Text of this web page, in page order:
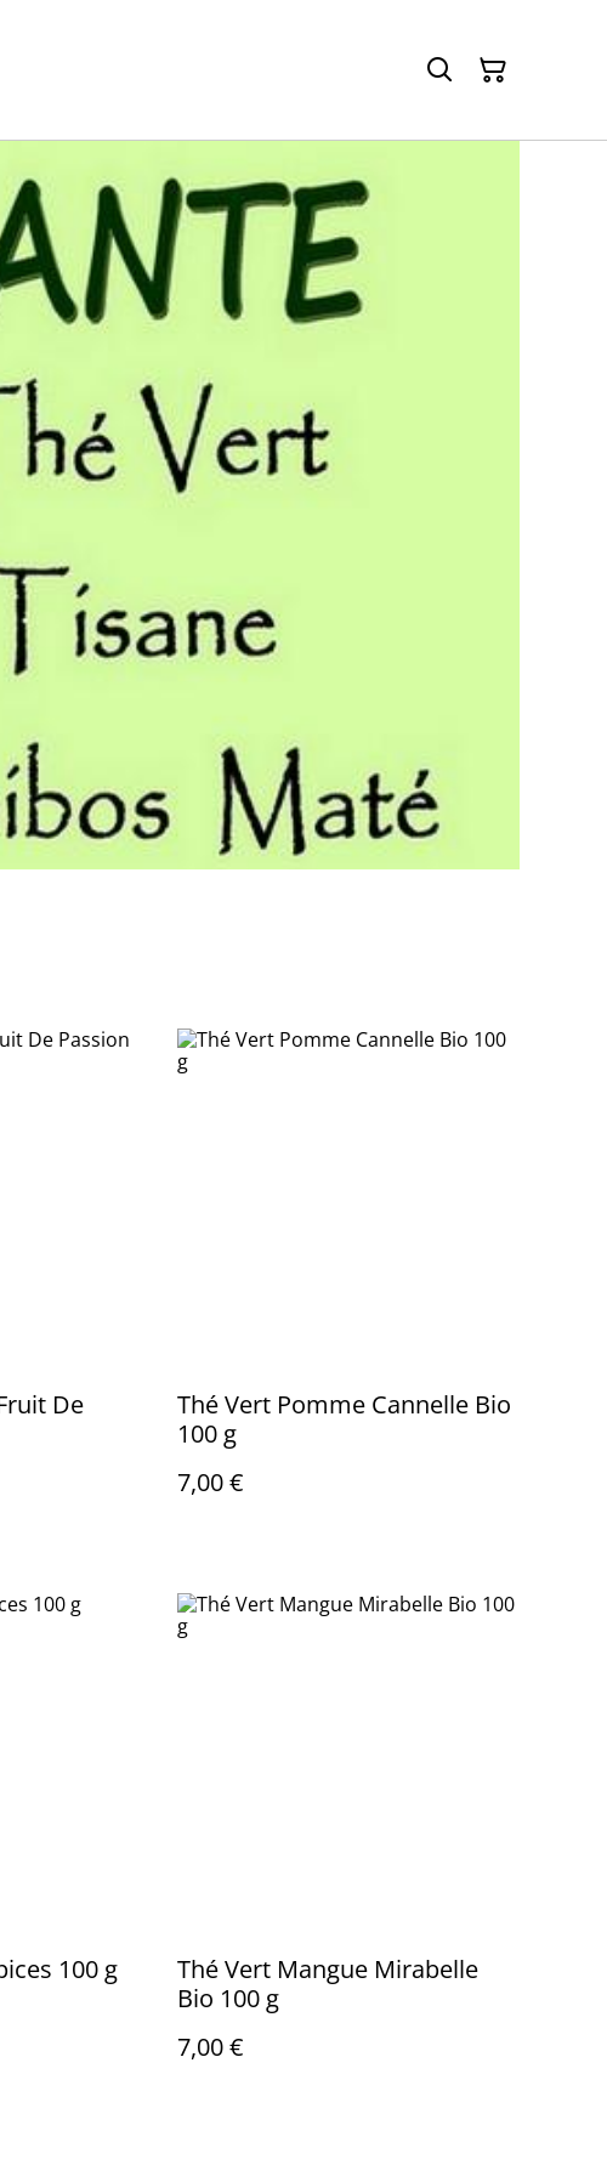
De
Thé Vert Pomme Cannelle Bio
100 g
7,00 €
100 g
Thé Vert Mangue Mirabelle
Bio 100 g
7,00 €